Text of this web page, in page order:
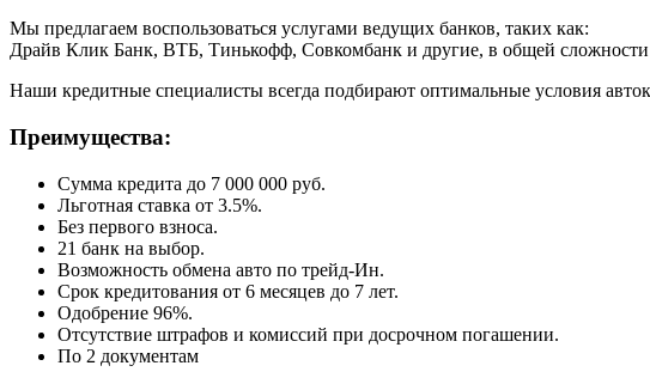
Мы предлагаем воспользоваться услугами ведущих банков, таких как:
Драйв Клик Банк, ВТБ, Тинькофф, Совкомбанк и другие, в общей
Наши кредитные специалисты всегда подбирают оптимальные условия
Преимущества:
Сумма кредита до 7 000 000 руб.
Льготная ставка от 3.5%.
Без первого взноса.
21 банк на выбор.
Возможность обмена авто по трейд-Ин.
Срок кредитования от 6 месяцев до 7 лет.
Одобрение 96%.
Отсутствие штрафов и комиссий при досрочном погашении.
По 2 документам